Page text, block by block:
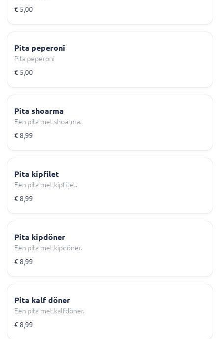
€ 5,00
Pita peperoni
Pita peperoni
€ 5,00
Pita shoarma
Een pita met shoarma.
€ 8,99
Pita kipfilet
Een pita met kipfilet.
€ 8,99
Pita kipdöner
Een pita met kipdöner.
€ 8,99
Pita kalf döner
Een pita met kalfdöner.
€ 8,99